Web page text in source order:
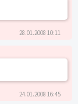
28.01.2008 10:11
24.01.2008 16:45